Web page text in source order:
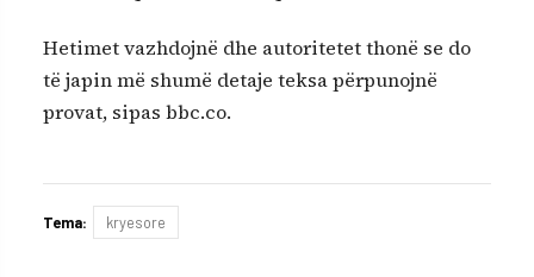
Hetimet vazhdojnë dhe autoritetet thonë se do
të japin më shumë detaje teksa përpunojnë
provat, sipas bbc.co.
Tema: kryesore